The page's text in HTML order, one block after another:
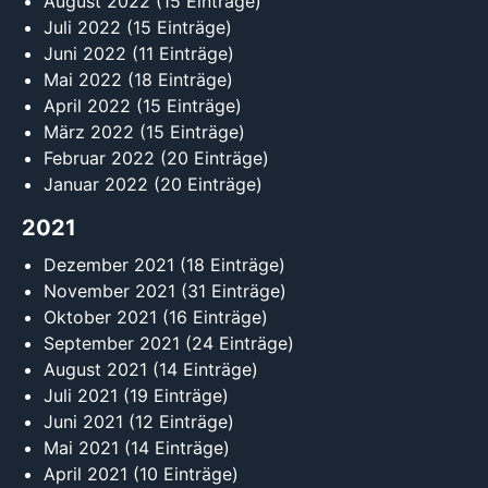
Juli 2022 (15 Einträge)
Juni 2022 (11 Einträge)
Mai 2022 (18 Einträge)
April 2022 (15 Einträge)
März 2022 (15 Einträge)
Februar 2022 (20 Einträge)
Januar 2022 (20 Einträge)
2021
Dezember 2021 (18 Einträge)
November 2021 (31 Einträge)
Oktober 2021 (16 Einträge)
September 2021 (24 Einträge)
August 2021 (14 Einträge)
Juli 2021 (19 Einträge)
Juni 2021 (12 Einträge)
Mai 2021 (14 Einträge)
April 2021 (10 Einträge)